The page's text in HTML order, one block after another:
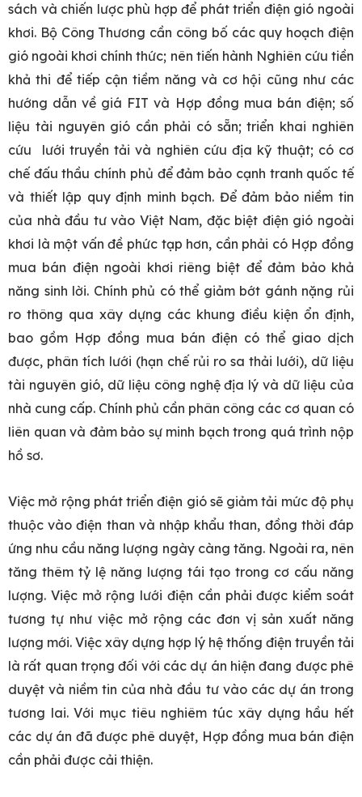
sách và chiến lược phù hợp để phát triển điện gió ngoài
khơi. Bộ Công Thương cần công bố các quy hoạch điện
gió ngoài khơi chính thức; nên tiến hành Nghiên cứu tiền
khả thi để tiếp cận tiềm năng và cơ hội cũng như các
hướng dẫn về giá FIT và Hợp đồng mua bán điện; số
liệu tài nguyên gió cần phải có sẵn; triển khai nghiên
cứu lưới truyền tải và nghiên cứu địa kỹ thuật; có cơ
chế đấu thầu chính phủ để đảm bảo cạnh tranh quốc tế
và thiết lập quy định minh bạch. Để đảm bảo niềm tin
của nhà đầu tư vào Việt Nam, đặc biệt điện gió ngoài
khơi là một vấn đề phức tạp hơn, cần phải có Hợp đồng
mua bán điện ngoài khơi riêng biệt để đảm bảo khả
năng sinh lời. Chính phủ có thể giảm bớt gánh nặng rủi
ro thông qua xây dựng các khung điều kiện ổn định,
bao gồm Hợp đồng mua bán điện có thể giao dịch
được, phân tích lưới (hạn chế rủi ro sa thải lưới), dữ liệu
tài nguyên gió, dữ liệu công nghệ địa lý và dữ liệu của
nhà cung cấp. Chính phủ cần phân công các cơ quan có
liên quan và đảm bảo sự minh bạch trong quá trình nộp
hồ sơ.
Việc mở rộng phát triển điện gió sẽ giảm tải mức độ phụ
thuộc vào điện than và nhập khẩu than, đồng thời đáp
ứng nhu cầu năng lượng ngày càng tăng. Ngoài ra, nên
tăng thêm tỷ lệ năng lượng tái tạo trong cơ cấu năng
lượng. Việc mở rộng lưới điện cần phải được kiểm soát
tương tự như việc mở rộng các đơn vị sản xuất năng
lượng mới. Việc xây dựng hợp lý hệ thống điện truyền tải
là rất quan trọng đối với các dự án hiện đang được phê
duyệt và niềm tin của nhà đầu tư vào các dự án trong
tương lai. Với mục tiêu nghiêm túc xây dựng hầu hết
các dự án đã được phê duyệt, Hợp đồng mua bán điện
cần phải được cải thiện.